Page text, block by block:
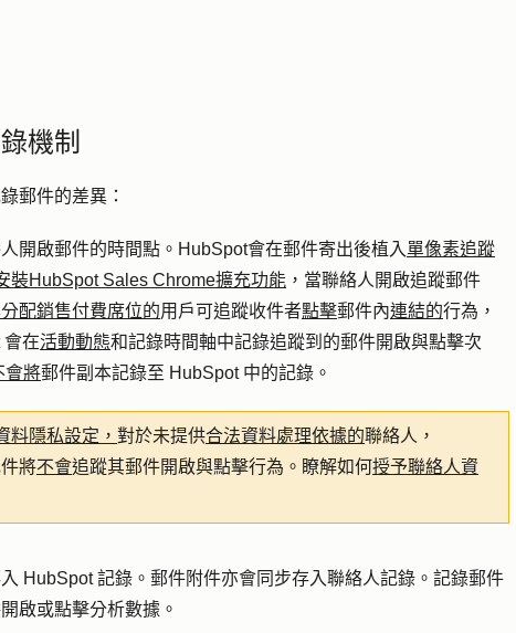
機制
郵件的差異：
開啟郵件的時間點。HubSpot會在郵件寄出後植入 單像素追蹤
裝HubSpot Sales Chrome擴充功能 ，當聯絡人開啟追蹤郵件
配銷售付費席位的用戶可追蹤收件者點擊郵件內連結的行為，
在活動動態和記錄時間軸中記錄追蹤到的郵件開啟與點擊次
會將郵件副本記錄至 HubSpot 中的記錄。
料隱私設定， 對於未提供合法資料處理依據的聯絡人，
將不會追蹤其郵件開啟與點擊行為。瞭解如何授予聯絡人資
HubSpot 記錄。郵件附件亦會同步存入聯絡人記錄。記錄郵件
啟或點擊分析數據。